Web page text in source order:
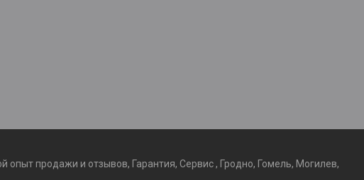
продажи и отзывов, Гарантия, Сервис , Гродно, Гомель, Могилев,